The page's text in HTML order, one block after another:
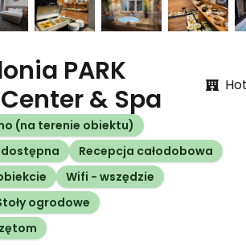
PARK
& Spa
(na terenie obiektu)
Recepcja całodobowa
Wifi - wszędzie
ogrodowe